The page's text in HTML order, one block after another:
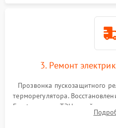
3. Ремонт
Прозвонка пускозащитного
терморегулятора.
Frost, включая ТЭН оттайки и
платы управления